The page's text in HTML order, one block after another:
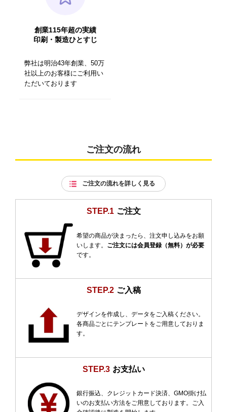
創業115年超の実績
印刷・製造ひとすじ
弊社は明治43年創業、50万
社以上のお客様にご利用い
ただいております
ご注文の流れ
ご注文の流れを詳しく見る
STEP.1 ご注文
希望の商品が決まったら、注文申し込みをお願
いします。 ご注文には会員登録（無料）が必要
です。
STEP.2 ご入稿
デザインを作成し、データをご入稿ください。
各商品ごとにテンプレートをご用意しておりま
す。
STEP.3 お支払い
銀行振込、クレジットカード決済、GMO掛け払
いのお支払い方法をご用意しております。ご入